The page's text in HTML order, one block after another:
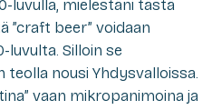
luvulla, mielestäni tästä
”craft beer” voidaan
luvulta. Silloin se
nousi Yhdysvalloissa.
vaan mikropanimoina ja